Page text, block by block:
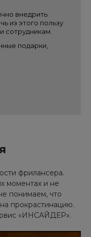
внедрить
из этого пользу
сотрудникам.
подарки,
фрилансера.
моментах и не
понимаем, что
прокрастинацию.
«ИНСАЙДЕР».